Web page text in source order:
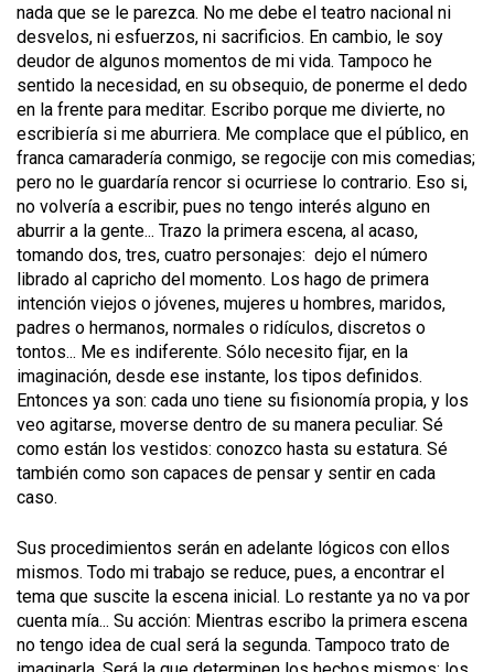
nada que se le parezca. No me debe el teatro nacional ni
desvelos, ni esfuerzos, ni sacrificios. En cambio, le soy
deudor de algunos momentos de mi vida. Tampoco he
sentido la necesidad, en su obsequio, de ponerme el dedo
en la frente para meditar. Escribo porque me divierte, no
escribiería si me aburriera. Me complace que el público, en
franca camaradería conmigo, se regocije con mis comedias;
pero no le guardaría rencor si ocurriese lo contrario. Eso si,
no volvería a escribir, pues no tengo interés alguno en
aburrir a la gente... Trazo la primera escena, al acaso,
tomando dos, tres, cuatro personajes: dejo el número
librado al capricho del momento. Los hago de primera
intención viejos o jóvenes, mujeres u hombres, maridos,
padres o hermanos, normales o ridículos, discretos o
tontos... Me es indiferente. Sólo necesito fijar, en la
imaginación, desde ese instante, los tipos definidos.
Entonces ya son: cada uno tiene su fisionomía propia, y los
veo agitarse, moverse dentro de su manera peculiar. Sé
como están los vestidos: conozco hasta su estatura. Sé
también como son capaces de pensar y sentir en cada
caso.
Sus procedimientos serán en adelante lógicos con ellos
mismos. Todo mi trabajo se reduce, pues, a encontrar el
tema que suscite la escena inicial. Lo restante ya no va por
cuenta mía... Su acción: Mientras escribo la primera escena
no tengo idea de cual será la segunda. Tampoco trato de